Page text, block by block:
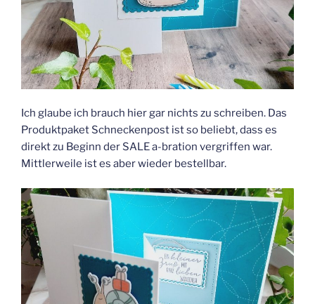
Ich glaube ich brauch hier gar nichts zu schreiben. Das
Produktpaket Schneckenpost ist so beliebt, dass es
direkt zu Beginn der SALE a-bration vergriffen war.
Mittlerweile ist es aber wieder bestellbar.